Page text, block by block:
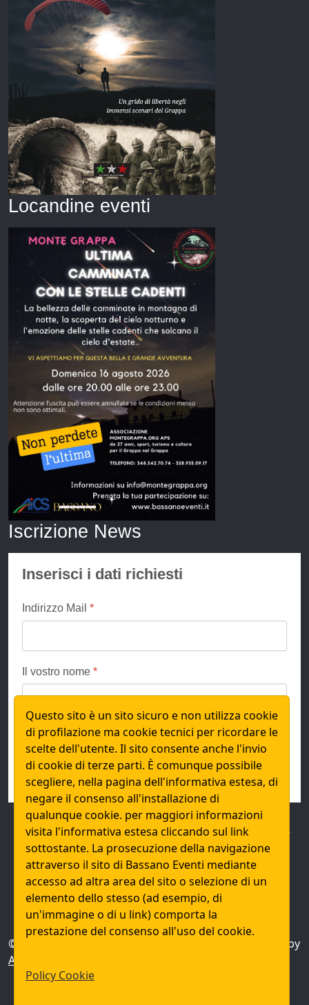
Locandine eventi
Iscrizione News
Inserisci i dati richiesti
Indirizzo Mail *
Il vostro nome *
reCAPTCHA*
This site is protected by reCAPTCHA and the GooglePrivacy Policy and
Terms of Service
Invia Richiesta
Informativa sulle Policy dei Cookie e della Privaci del
sito ai sensi dell'art. 13 del regolamento europeo
2016/679Privacy Policy
I nostri riferimenti telefono: +39.0423.755028
+39.328.935.09.17 mail: info@bassanoeventi.it
© Bassano Eventi 2026, Powered by
. Design by
Astroid Framework
Questo sito è un sito sicuro e non utilizza cookie
di profilazione ma cookie tecnici per ricordare le
scelte dell'utente. Il sito consente anche l'invio
di cookie di terze parti. È comunque possibile
scegliere, nella pagina dell'informativa estesa, di
negare il consenso all'installazione di
qualunque cookie. per maggiori informazioni
visita l'informativa estesa cliccando sul link
sottostante. La prosecuzione della navigazione
attraverso il sito di Bassano Eventi mediante
accesso ad altra area del sito o selezione di un
elemento dello stesso (ad esempio, di
un'immagine o di u link) comporta la
prestazione del consenso all'uso del cookie.
Policy Cookie